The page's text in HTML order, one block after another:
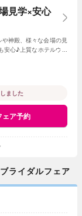
見学×安心
神殿、様々な会場の見
安心♪上質なホテルウエ
ました
ェア予約
ライダルフェア